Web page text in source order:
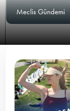
Meclis Gündemi